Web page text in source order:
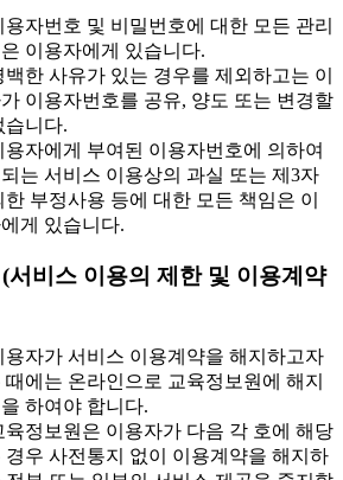
자번호 및 비밀번호에 대한 모든 관리
이용자에게 있습니다.
한 사유가 있는 경우를 제외하고는 이
이용자번호를 공유, 양도 또는 변경할
습니다.
자에게 부여된 이용자번호에 의하여
는 서비스 이용상의 과실 또는 제3자
한 부정사용 등에 대한 모든 책임은 이
게 있습니다.
서비스 이용의 제한 및 이용계약
자가 서비스 이용계약을 해지하고자
때에는 온라인으로 교육정보원에 해지
하여야 합니다.
정보원은 이용자가 다음 각 호에 해당
경우 사전통지 없이 이용계약을 해지하